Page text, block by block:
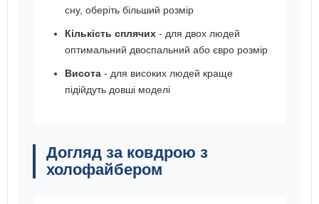
сну, оберіть більший розмір
Кількість сплячих - для двох людей
оптимальний двоспальний або євро розмір
Висота - для високих людей краще
підійдуть довші моделі
Догляд за ковдрою з
холофайбером